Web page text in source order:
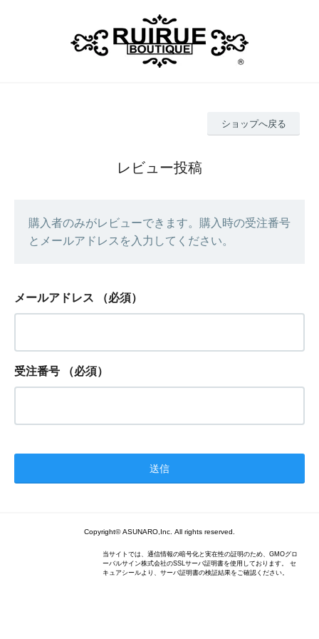
ショップへ戻る
レビュー投稿
購入者のみがレビューできます。購入時の受注番号
とメールアドレスを入力してください。
メールアドレス （必須）
受注番号 （必須）
Copyright© ASUNARO,Inc. All rights reserved.
当サイトでは、通信情報の暗号化と実在性の証明のため、GMOグロ
ーバルサイン株式会社のSSLサーバ証明書を使用しております。 セ
キュアシールより、サーバ証明書の検証結果をご確認ください。